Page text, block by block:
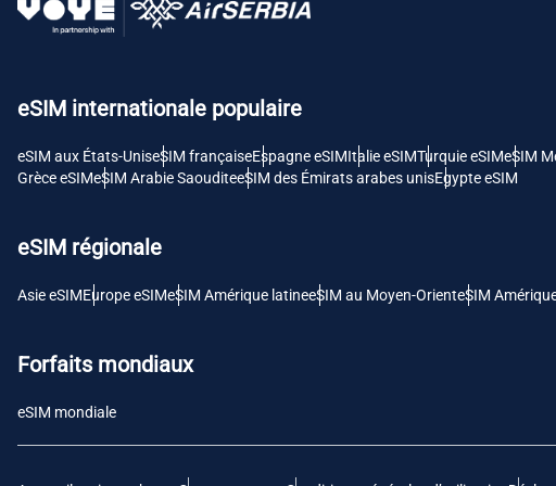
eSIM internationale populaire
eSIM aux États-UniseSIM françaiseEspagne eSIMItalie eSIMTurquie eSIMeSIM
Grèce eSIMeSIM Arabie SaouditeeSIM des Émirats arabes unisEgypte eSIM
eSIM régionale
Asie eSIMEurope eSIMeSIM Amérique latineeSIM au Moyen-OrienteSIM
Forfaits mondiaux
eSIM mondiale
Deutsch